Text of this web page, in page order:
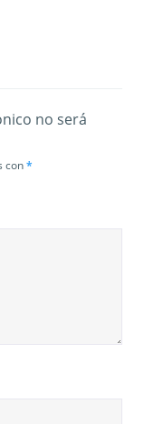
no será
con*